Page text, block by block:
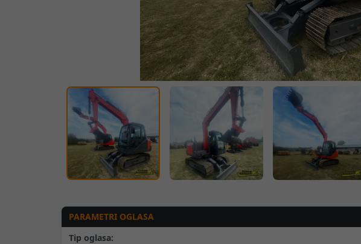
PARAMETRI OGLASA
Tip oglasa: